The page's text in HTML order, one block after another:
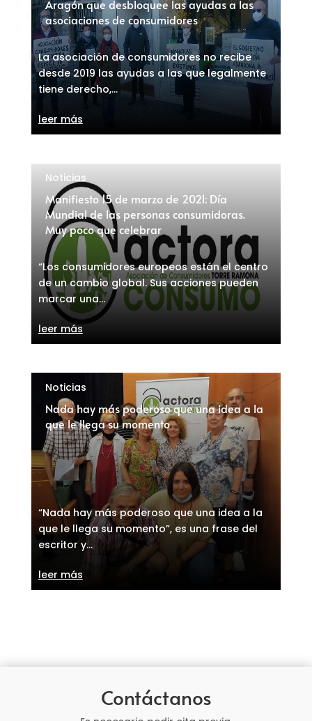
Aragón que desbloquee las ayudas a las
asociaciones de consumidores
La asociación de consumidores no recibe
desde 2019 las ayudas a las que legalmente
tiene derecho,...
leer más
Manifiesto 15 de marzo de 2021: Día
Mundial de las personas consumidoras.
Muy poco que celebrar
Noticias
“Los consumidores europeos están el centro
de un cambio global. Sus acciones pueden
marcar una...
leer más
Nada hay más poderoso que una idea a la
que le llega su momento
Noticias
“Nada hay más poderoso que una idea a la
que le llega su momento”, es una frase del
escritor y...
leer más
Contáctanos